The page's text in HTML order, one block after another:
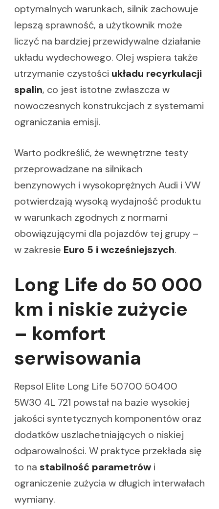
optymalnych warunkach, silnik zachowuje
lepszą sprawność, a użytkownik może
liczyć na bardziej przewidywalne działanie
układu wydechowego. Olej wspiera także
utrzymanie czystości układu recyrkulacji
spalin, co jest istotne zwłaszcza w
nowoczesnych konstrukcjach z systemami
ograniczania emisji.
Warto podkreślić, że wewnętrzne testy
przeprowadzane na silnikach
benzynowych i wysokoprężnych Audi i VW
potwierdzają wysoką wydajność produktu
w warunkach zgodnych z normami
obowiązującymi dla pojazdów tej grupy –
w zakresie Euro 5 i wcześniejszych.
Long Life do 50 000
km i niskie zużycie
– komfort
serwisowania
Repsol Elite Long Life 50700 50400
5W30 4L 721 powstał na bazie wysokiej
jakości syntetycznych komponentów oraz
dodatków uszlachetniających o niskiej
odparowalności. W praktyce przekłada się
to na stabilność parametrów i
ograniczenie zużycia w długich interwałach
wymiany.